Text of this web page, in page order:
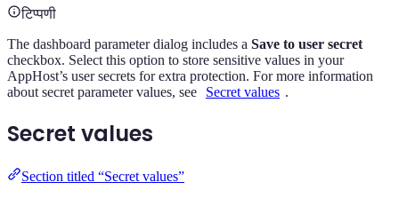
टिप्पणी
The dashboard parameter dialog includes a Save to user secret
checkbox. Select this option to store sensitive values in your
AppHost’s user secrets for extra protection. For more information
about secret parameter values, see
Secret values .
Secret values
Section titled “Secret values”